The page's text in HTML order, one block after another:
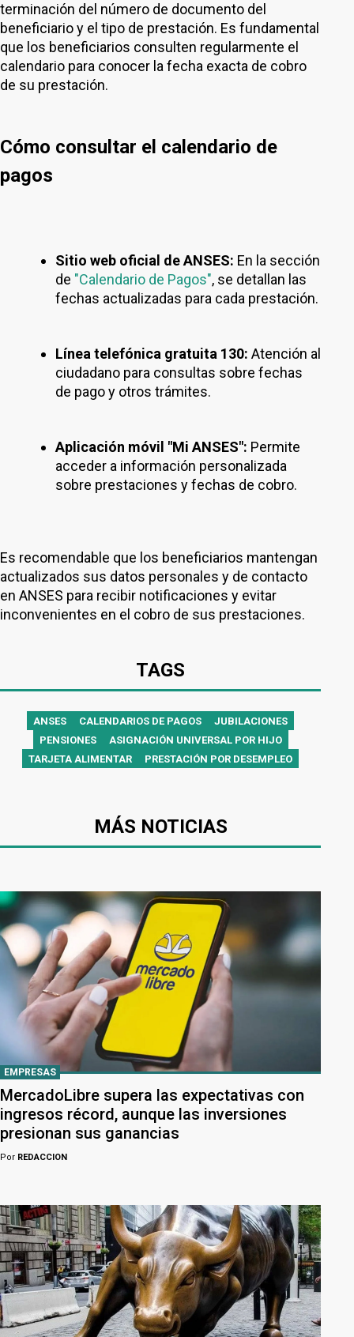
terminación del número de documento del
beneficiario y el tipo de prestación. Es fundamental
que los beneficiarios consulten regularmente el
calendario para conocer la fecha exacta de cobro
de su prestación.
Cómo consultar el calendario de
pagos
Sitio web oficial de ANSES: En la sección
de "Calendario de Pagos", se detallan las
fechas actualizadas para cada prestación.
Línea telefónica gratuita 130: Atención al
ciudadano para consultas sobre fechas
de pago y otros trámites.
Aplicación móvil "Mi ANSES": Permite
acceder a información personalizada
sobre prestaciones y fechas de cobro.
Es recomendable que los beneficiarios mantengan
actualizados sus datos personales y de contacto
en ANSES para recibir notificaciones y evitar
inconvenientes en el cobro de sus prestaciones.
TAGS
ANSES CALENDARIOS DE PAGOS
JUBILACIONES
PENSIONES
ASIGNACIÓN UNIVERSAL POR HIJO
TARJETA ALIMENTAR
PRESTACIÓN POR DESEMPLEO
MÁS NOTICIAS
EMPRESAS
MercadoLibre supera las expectativas con
ingresos récord, aunque las inversiones
presionan sus ganancias
Por REDACCION